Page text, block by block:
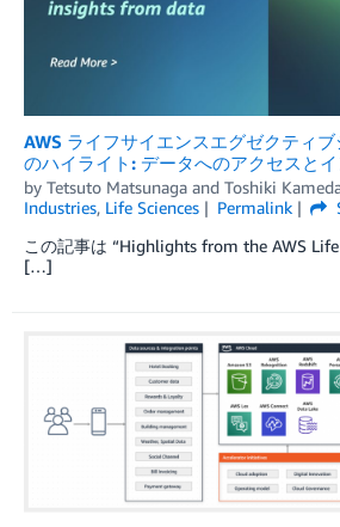
AWS ライフサイエンスエグゼクティ
のハイライト: データへのアクセスと
by Tetsuto Matsunaga and Toshiki
Industries, Life Sciences Permalink
この記事は “Highlights from the AWS Life
[…]